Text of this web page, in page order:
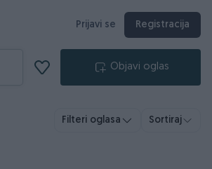
Prijavi se Registracija
Objavi oglas
Filteri oglasa Sortiraj